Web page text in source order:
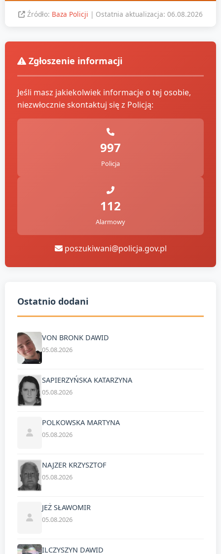
Źródło: Baza Policji | Ostatnia aktualizacja: 06.08.2026
Zgłoszenie informacji
Jeśli masz jakiekolwiek informacje o tej osobie,
niezwłocznie skontaktuj się z Policją:
997
Policja
112
Alarmowy
poszukiwani@policja.gov.pl
Ostatnio dodani
VON BRONK DAWID
05.08.2026
SAPIERZYŃSKA KATARZYNA
05.08.2026
POLKOWSKA MARTYNA
05.08.2026
NAJZER KRZYSZTOF
05.08.2026
JEŻ SŁAWOMIR
05.08.2026
ILCZYSZYN DAWID